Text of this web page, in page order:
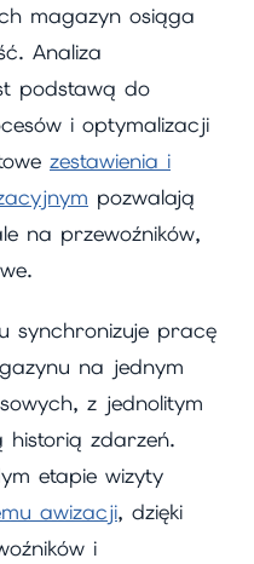
magazyn osiąga
Analiza
podstawą do
i optymalizacji
zestawienia i
pozwalają
na przewoźników,
synchronizuje pracę
na jednym
z jednolitym
historią zdarzeń.
etapie wizyty
awizacji, dzięki
i